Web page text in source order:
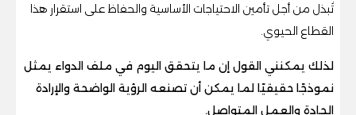
تُبذل من أجل تأمين الاحتياجات الأساسية والحفاظ على استقرار هذا
القطاع الحيوي.
لذلك يمكنني القول إن ما يتحقق اليوم في ملف الدواء يمثل
نموذجًا حقيقيًا لما يمكن أن تصنعه الرؤية الواضحة والإرادة
الجادة والعمل المتواصل.